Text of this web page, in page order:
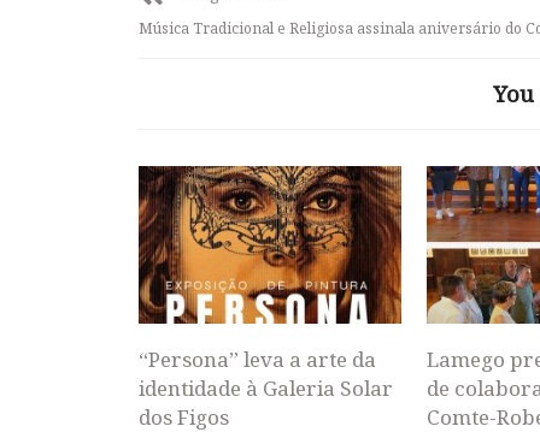
Música Tradicional e Religiosa assinala aniversário do
“Persona” leva a arte da
identidade à Galeria Solar
dos Figos
Lamego
de
Comte-